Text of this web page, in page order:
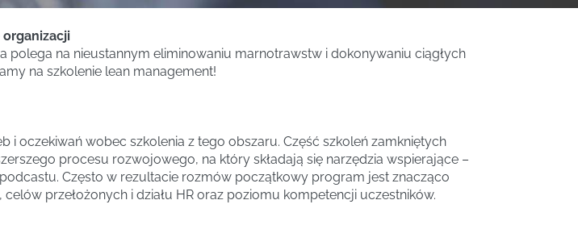
polega na nieustannym eliminowaniu marnotrawstw i dokonywaniu ciągłych
na szkolenie lean management!
oczekiwań wobec szkolenia z tego obszaru. Część szkoleń zamkniętych
procesu rozwojowego, na który składają się narzędzia wspierające –
Często w rezultacie rozmów początkowy program jest znacząco
przełożonych i działu HR oraz poziomu kompetencji uczestników.